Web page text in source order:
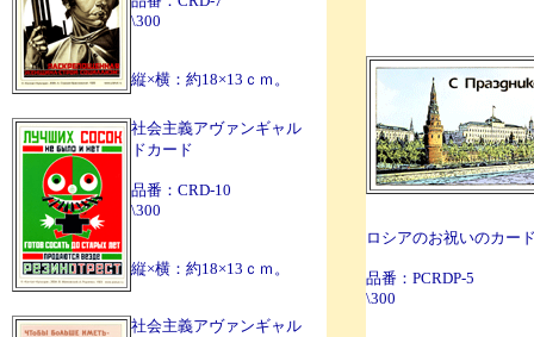
\300
縦×横：約18×13ｃｍ。
社会主義アヴァンギャル
ドカード
品番：CRD-10
\300
縦×横：約18×13ｃｍ。
社会主義アヴァンギャル
ロシアのお祝いのカー
品番：PCRDP-5
\300